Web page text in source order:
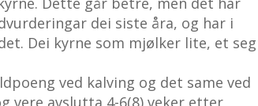
dei siste åra, og har i
Dei kyrne som mjølker lite, et seg
ved kalving og det same ved
vere avslutta 4-6(8) veker etter